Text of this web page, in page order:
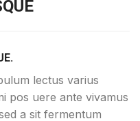
lectus varius
pos uere ante vivamus
a sit fermentum